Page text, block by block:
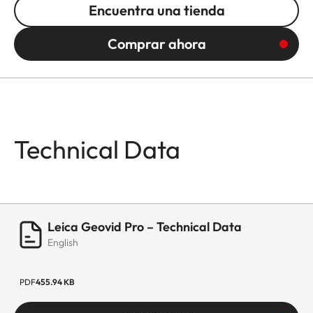
Encuentra una tienda
Comprar ahora
Technical Data
Leica Geovid Pro – Technical Data
English
PDF455.94 KB